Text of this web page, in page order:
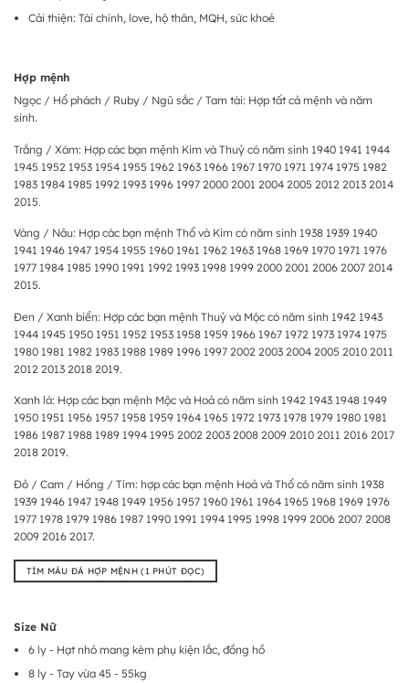
Cải thiện: Tài chính, love, hộ thân, MQH, sức khoẻ
Hợp mệnh
Ngọc / Hổ phách / Ruby / Ngũ sắc / Tam tài: Hợp tất cả mệnh và năm
sinh.
Trắng / Xám: Hợp các bạn mệnh Kim và Thuỷ có năm sinh 1940 1941 1944
1945 1952 1953 1954 1955 1962 1963 1966 1967 1970 1971 1974 1975 1982
1983 1984 1985 1992 1993 1996 1997 2000 2001 2004 2005 2012 2013 2014
2015.
Vàng / Nâu: Hợp các bạn mệnh Thổ và Kim có năm sinh 1938 1939 1940
1941 1946 1947 1954 1955 1960 1961 1962 1963 1968 1969 1970 1971 1976
1977 1984 1985 1990 1991 1992 1993 1998 1999 2000 2001 2006 2007 2014
2015.
Đen / Xanh biển: Hợp các bạn mệnh Thuỷ và Mộc có năm sinh 1942 1943
1944 1945 1950 1951 1952 1953 1958 1959 1966 1967 1972 1973 1974 1975
1980 1981 1982 1983 1988 1989 1996 1997 2002 2003 2004 2005 2010 2011
2012 2013 2018 2019.
Xanh lá: Hợp các bạn mệnh Mộc và Hoả có năm sinh 1942 1943 1948 1949
1950 1951 1956 1957 1958 1959 1964 1965 1972 1973 1978 1979 1980 1981
1986 1987 1988 1989 1994 1995 2002 2003 2008 2009 2010 2011 2016 2017
2018 2019.
Đỏ / Cam / Hồng / Tím: hợp các bạn mệnh Hoả và Thổ có năm sinh 1938
1939 1946 1947 1948 1949 1956 1957 1960 1961 1964 1965 1968 1969 1976
1977 1978 1979 1986 1987 1990 1991 1994 1995 1998 1999 2006 2007 2008
2009 2016 2017.
TÌM MÀU ĐÁ HỢP MỆNH (1 PHÚT ĐỌC)
Size Nữ
6 ly - Hạt nhỏ mang kèm phụ kiện lắc, đồng hồ
8 ly - Tay vừa 45 - 55kg